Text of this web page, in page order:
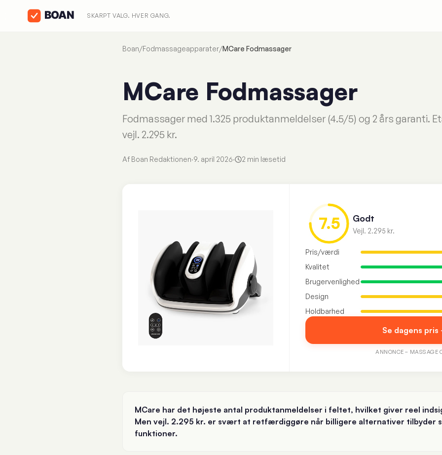
SKARPT VALG. HVER GANG.
Boan/Fodmassageapparater/MCare Fodmassager
MCare Fodmassager
Fodmassager med 1.325 produktanmeldelser (4.5/5) og 2 års garanti.
vejl. 2.295 kr.
Af Boan Redaktionen·9. april 2026· 2 min læsetid
7.5 Godt
Vejl. 2.295 kr.
Pris/værdi
Kvalitet
Brugervenlighed
Design
Holdbarhed
Se dagens
ANNONCE – MASSAGE
MCare har det højeste antal produktanmeldelser i feltet, hvilket giver reel
Men vejl. 2.295 kr. er svært at retfærdiggøre når billigere alternativer tilbyder
funktioner.